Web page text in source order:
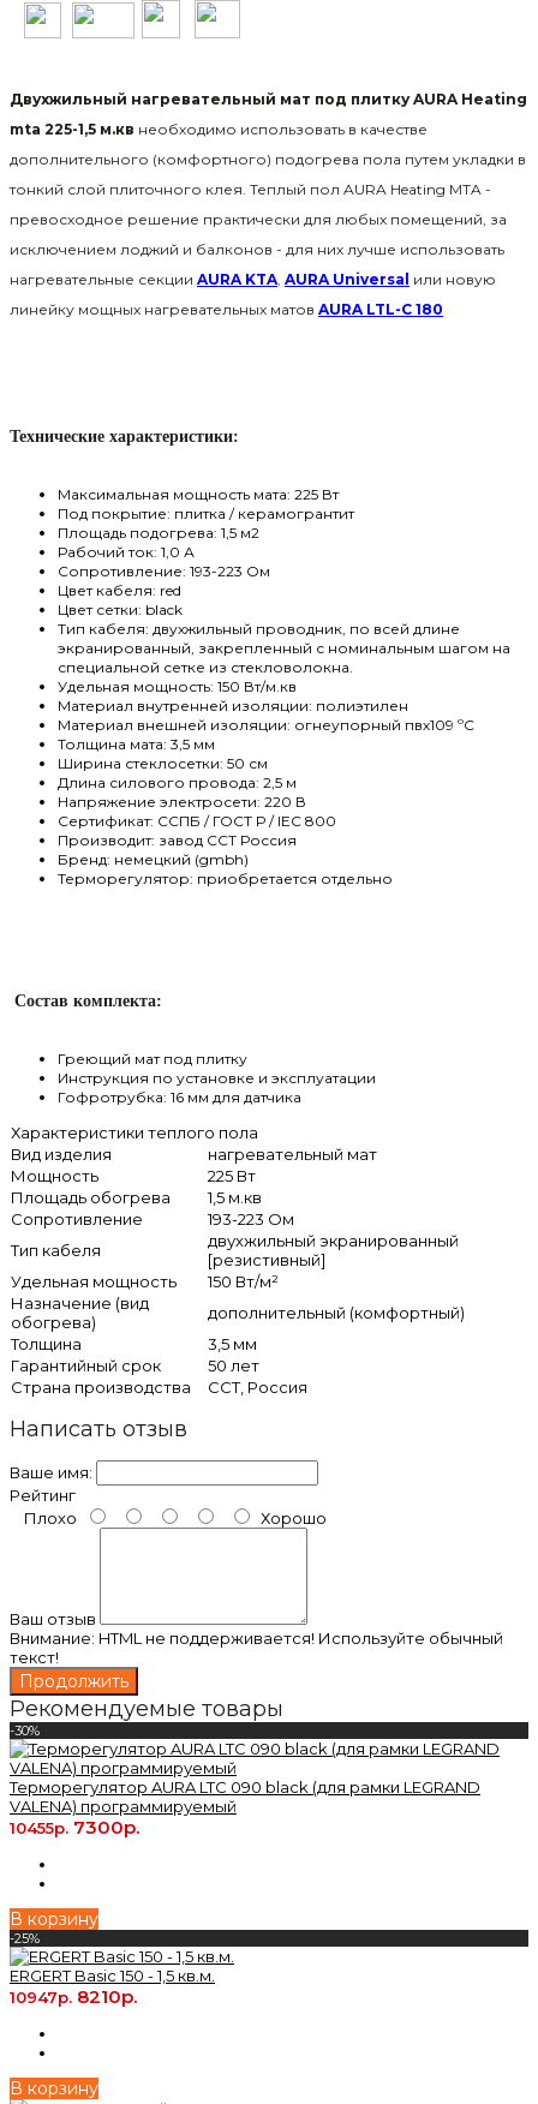
Двухжильный нагревательный мат под плитку AURA Heating
mta 225-1,5 м.кв необходимо использовать в качестве
дополнительного (комфортного) подогрева пола путем укладки в
тонкий слой плиточного клея. Теплый пол AURA Heating MTA -
превосходное решение практически для любых помещений, за
исключением лоджий и балконов - для них лучше использовать
нагревательные секции AURA KTA, AURA Universal или новую
линейку мощных нагревательных матов AURA LTL-C 180
Технические характеристики:
Максимальная мощность мата: 225 Вт
Под покрытие: плитка /керамогрантит
Площадь подогрева: 1,5 м2
Рабочий ток: 1,0 А
Сопротивление: 193-223 Ом
Цвет кабеля: red
Цвет сетки: black
Тип кабеля: двухжильный проводник, по всей длине
экранированный, закрепленный с номинальным шагом на
специальной сетке из стекловолокна.
Удельная мощность: 150 Вт/м.кв
Материал внутренней изоляции: полиэтилен
Материал внешней изоляции: огнеупорный пвх109 ºС
Толщина мата: 3,5 мм
Ширина стеклосетки: 50 см
Длина силового провода: 2,5 м
Напряжение электросети: 220 В
Сертификат: CCПБ / ГОСТ Р / IEC 800
Производит: завод ССТ Россия
Бренд: немецкий (gmbh)
Терморегулятор: приобретается отдельно
Состав комплекта:
Греющий мат под плитку
Инструкция по установке и эксплуатации
Гофротрубка: 16 мм для датчика
Характеристики теплого пола
Вид изделия
нагревательный мат
Мощность
225 Вт
Площадь обогрева
1,5 м.кв
Сопротивление
193-223 Ом
Тип кабеля
двухжильный экранированный
[резистивный]
Удельная мощность
150 Вт/м²
Назначение (вид
обогрева)
дополнительный (комфортный)
Толщина
3,5 мм
Гарантийный срок
50 лет
Страна производства
ССТ, Россия
Написать отзыв
Ваше имя:
Рейтинг
Плохо
Хорошо
Ваш отзыв
Внимание: HTML не поддерживается! Используйте обычный
текст!
Продолжить
Рекомендуемые товары
-30%
Терморегулятор AURA LTC 090 black (для рамки LEGRAND
VALENA) программируемый
10455р. 7300р.
В корзину
-25%
ERGERT Basic 150 - 1,5 кв.м.
10947р. 8210р.
В корзину